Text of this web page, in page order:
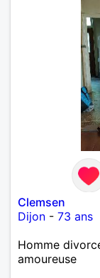
Clemsen
Dijon - 73 ans
Homme
amoureuse